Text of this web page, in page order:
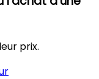
prix.